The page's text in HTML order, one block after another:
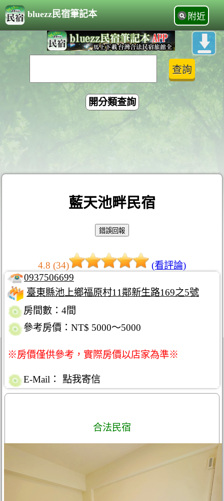
bluezz民宿筆記本 附近
開分類查詢
藍天池畔民宿
4.8 (34)
(看評論)
0937506699
臺東縣池上鄉福原村11鄰新生路169之5號
房間數：4間
參考房價：NT$ 5000～5000
※房價僅供參考，實際房價以店家為準※
E-Mail： 點我寄信
合法民宿